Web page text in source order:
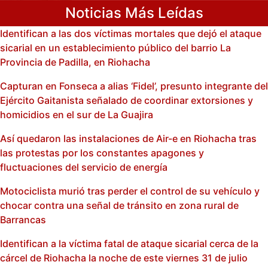
Noticias Más Leídas
Identifican a las dos víctimas mortales que dejó el ataque
sicarial en un establecimiento público del barrio La
Provincia de Padilla, en Riohacha
Capturan en Fonseca a alias ‘Fidel’, presunto integrante del
Ejército Gaitanista señalado de coordinar extorsiones y
homicidios en el sur de La Guajira
Así quedaron las instalaciones de Air-e en Riohacha tras
las protestas por los constantes apagones y
fluctuaciones del servicio de energía
Motociclista murió tras perder el control de su vehículo y
chocar contra una señal de tránsito en zona rural de
Barrancas
Identifican a la víctima fatal de ataque sicarial cerca de la
cárcel de Riohacha la noche de este viernes 31 de julio